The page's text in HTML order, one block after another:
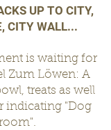
UP TO CITY,
CITY WALL...
is waiting for
Zum Löwen: A
treats as well
indicating "Dog